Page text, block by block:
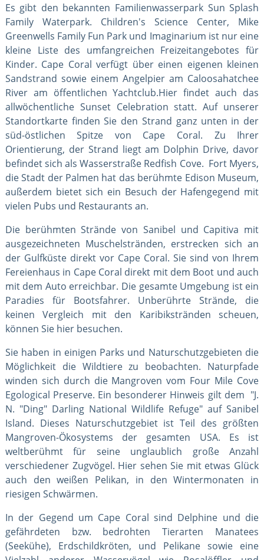
Es gibt den bekannten Familienwasserpark Sun Splash
Family Waterpark. Children's Science Center, Mike
Greenwells Family Fun Park und Imaginarium ist nur eine
kleine Liste des umfangreichen Freizeitangebotes für
Kinder. Cape Coral verfügt über einen eigenen kleinen
Sandstrand sowie einem Angelpier am Caloosahatchee
River am öffentlichen Yachtclub.Hier findet auch das
allwöchentliche Sunset Celebration statt. Auf unserer
Standortkarte finden Sie den Strand ganz unten in der
süd-östlichen Spitze von Cape Coral. Zu Ihrer
Orientierung, der Strand liegt am Dolphin Drive, davor
befindet sich als Wasserstraße Redfish Cove. Fort Myers,
die Stadt der Palmen hat das berühmte Edison Museum,
außerdem bietet sich ein Besuch der Hafengegend mit
vielen Pubs und Restaurants an.
Die berühmten Strände von Sanibel und Capitiva mit
ausgezeichneten Muschelstränden, erstrecken sich an
der Gulfküste direkt vor Cape Coral. Sie sind von Ihrem
Fereienhaus in Cape Coral direkt mit dem Boot und auch
mit dem Auto erreichbar. Die gesamte Umgebung ist ein
Paradies für Bootsfahrer. Unberührte Strände, die
keinen Vergleich mit den Karibikstränden scheuen,
können Sie hier besuchen.
Sie haben in einigen Parks und Naturschutzgebieten die
Möglichkeit die Wildtiere zu beobachten. Naturpfade
winden sich durch die Mangroven vom Four Mile Cove
Egological Preserve. Ein besonderer Hinweis gilt dem "J.
N. "Ding" Darling National Wildlife Refuge" auf Sanibel
Island. Dieses Naturschutzgebiet ist Teil des größten
Mangroven-Ökosystems der gesamten USA. Es ist
weltberühmt für seine unglaublich große Anzahl
verschiedener Zugvögel. Hier sehen Sie mit etwas Glück
auch den weißen Pelikan, in den Wintermonaten in
riesigen Schwärmen.
In der Gegend um Cape Coral sind Delphine und die
gefährdeten bzw. bedrohten Tierarten Manatees
(Seekühe), Erdschildkröten, und Pelikane sowie eine